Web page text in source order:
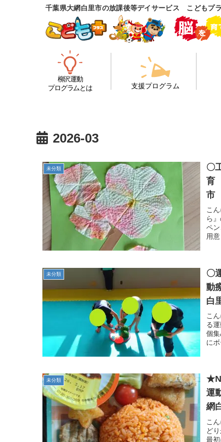
千葉県大網白里市の放課後等デイサービス こどもプ
柳沢運動
プログラムとは
支援プログラム
2026-03
未分類
〇
育
市
こ
ら
ペ
用
未分類
〇
動
白
こ
る
個
に
未分類
運
網
こ
ど
最